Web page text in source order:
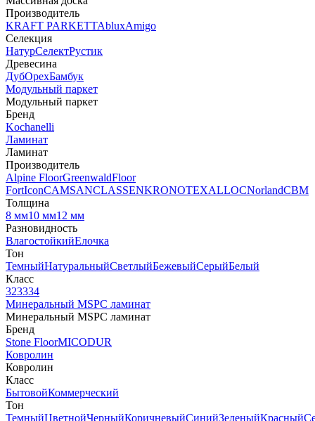
Производитель
KRAFT PARKETTAbluxAmigo
Селекция
НатурСелектРустик
Древесина
ДубОрехБамбук
Модульный паркет
Модульный паркет
Бренд
Kochanelli
Ламинат
Ламинат
Производитель
Alpine FloorGreenwaldFloor
FortIconCAMSANCLASSENKRONOTEXALLOCNorlandCBM
Толщина
8 мм10 мм12 мм
Разновидность
ВлагостойкийЕлочка
Тон
ТемныйНатуральныйСветлыйБежевыйСерыйБелый
Класс
323334
Минеральный MSPC ламинат
Минеральный MSPC ламинат
Бренд
Stone FloorMICODUR
Ковролин
Ковролин
Класс
БытовойКоммерческий
Тон
ТемныйЦветнойЧерныйКоричневыйСинийЗеленыйКрасный